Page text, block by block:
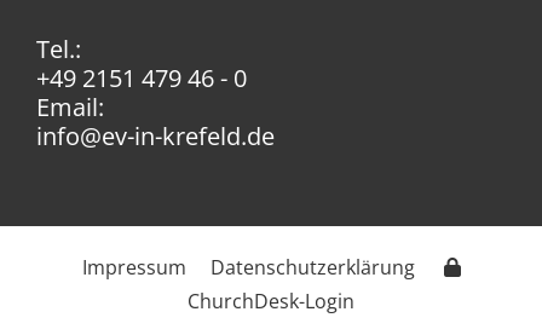
Tel.:
+49 2151 479 46 - 0
Email:
info@ev-in-krefeld.de
Impressum
Datenschutzerklärung
ChurchDesk-Login